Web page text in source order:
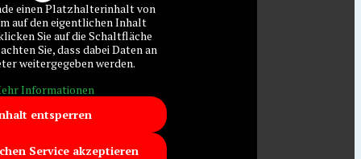
einen Platzhalterinhalt von
auf den eigentlichen Inhalt
Sie auf die Schaltfläche
Sie, dass dabei Daten an
weitergegeben werden.
Informationen
entsperren
Service akzeptieren